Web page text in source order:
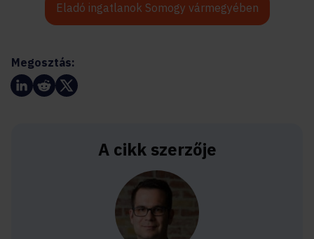
Eladó ingatlanok Somogy vármegyében
Megosztás:
A cikk szerzője